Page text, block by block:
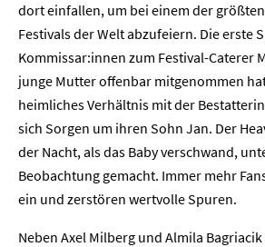
dort einfallen, um bei einem der
Festivals der Welt abzufeiern. Die erste
Kommissar:innen zum Festival-Caterer
junge Mutter offenbar mitgenommen
heimliches Verhältnis mit der
sich Sorgen um ihren Sohn Jan. Der
der Nacht, als das Baby verschwand,
Beobachtung gemacht. Immer mehr
ein und zerstören wertvolle Spuren.
Neben Axel Milberg und Almila